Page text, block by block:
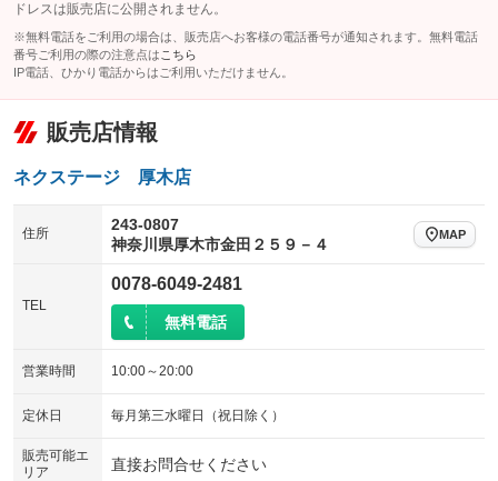
ドレスは販売店に公開されません。
※無料電話をご利用の場合は、販売店へお客様の電話番号が通知されます。無料電話
番号ご利用の際の注意点は こちら
IP電話、ひかり電話からはご利用いただけません。
販売店情報
ネクステージ 厚木店
住所
243-0807
神奈川県厚木市金田２５９－４
MAP
TEL
0078-6049-2481
無料電話
営業時間 10:00～20:00
定休日 毎月第三水曜日（祝日除く）
販売可能エ
リア
直接お問合せください